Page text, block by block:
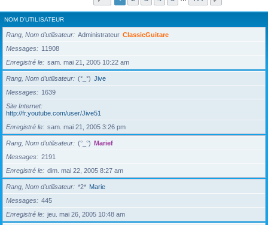
NOM D’UTILISATEUR
Rang, Nom d’utilisateur Administrateur ClassicGuitare
Messages
11908
Enregistré le
sam. mai 21, 2005 10:22 am
Rang, Nom d’utilisateur (°_°) Jive
Messages
1639
Site Internet
http://fr.youtube.com/user/Jive51
Enregistré le
sam. mai 21, 2005 3:26 pm
Rang, Nom d’utilisateur (°_°) Marief
Messages
2191
Enregistré le
dim. mai 22, 2005 8:27 am
Rang, Nom d’utilisateur *2* Marie
Messages
445
Enregistré le
jeu. mai 26, 2005 10:48 am